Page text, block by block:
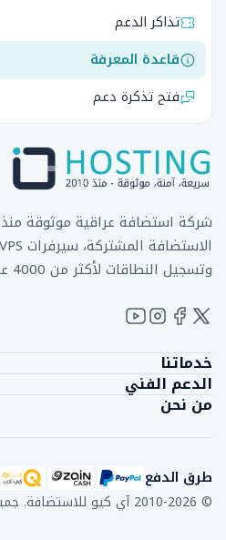
تذاكر الدعم
قاعدة المعرفة
فتح تذكرة دعم
وتسجيل النطاقات لأكثر من 4000 عميل وموقع.
خدماتنا
الاستضافة المشتركة
استضافة الريسلر
تسجيل النطاقات
نقل النطاقات
الدعم الفني
اتصل بنا
الدعم المباشر
دعم عبر واتساب
قاعدة المعرفة
من نحن
طرق الدفع
أخبار وإعلانات
التسويق بالعمولة
طرق الدفع
© 2010-2026 آي كيو للاستضافة. جميع الحقوق محفوظة.